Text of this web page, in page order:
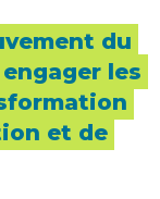
du
les
et de